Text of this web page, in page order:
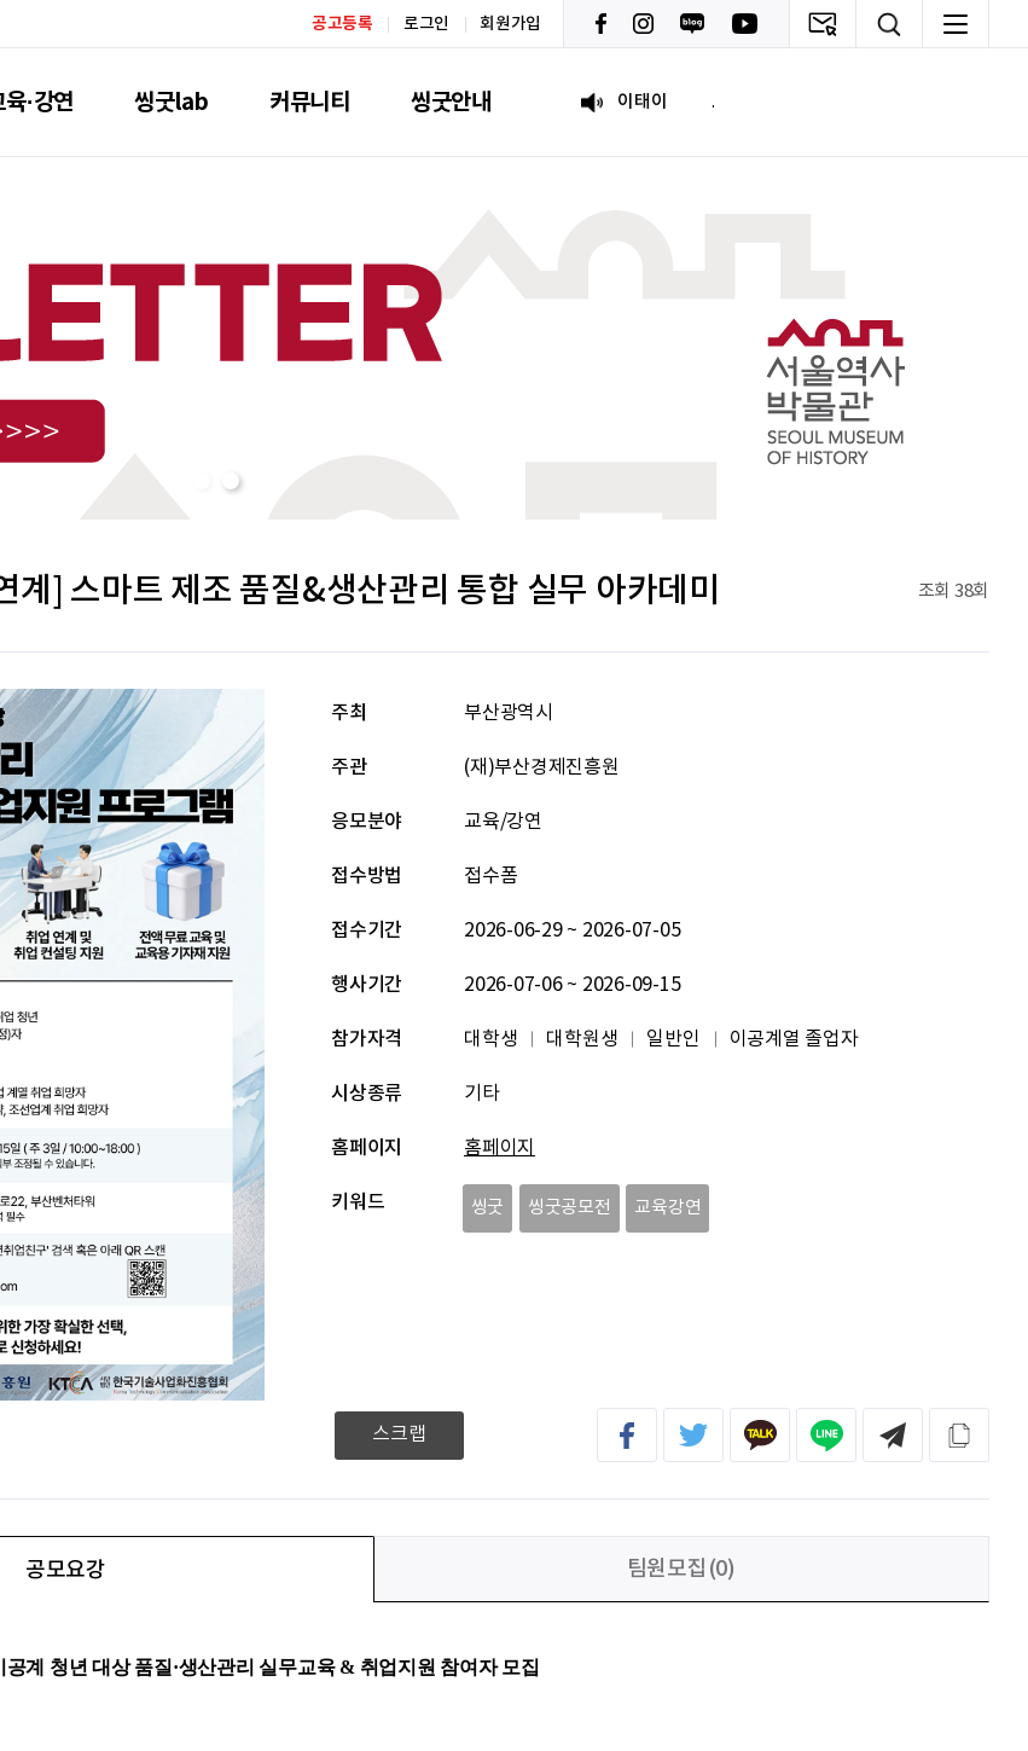
공고등록 로그인 회원가입
육·강연 씽굿lab 커뮤니티 씽굿안내
원태영 화이팅
이태이 .
안녕하세요. 잘 부탁드립니다. 열심히 하겠습니다. 많은 관심 부탁드립니다.
조현기
문세웅
계] 스마트 제조 품질&생산관리 통합 실무 아카데미 조회 38회
주최 부산광역시
주관 (재)부산경제진흥원
응모분야 교육/강연
접수방법 접수폼
접수기간 2026-06-29 ~ 2026-07-05
행사기간 2026-07-06 ~ 2026-09-15
참가자격 대학생 대학원생 일반인 이공계열 졸업자
시상종류 기타
홈페이지 홈페이지
키워드 씽굿 씽굿공모전 교육강연
스크랩
공모요강 팀원모집(0)